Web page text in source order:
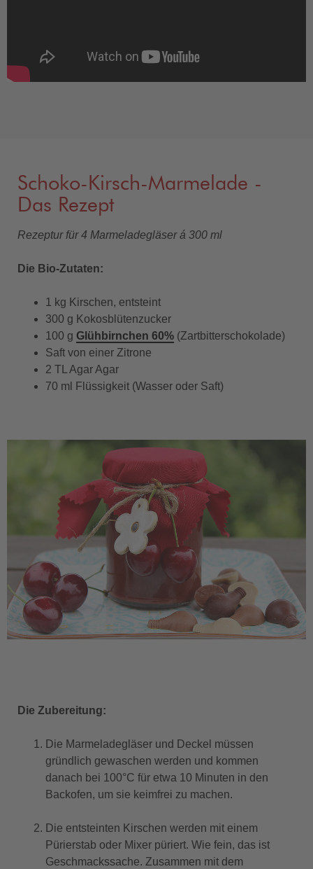
Schoko-Kirsch-Marmelade -
Das Rezept
Rezeptur für 4 Marmeladegläser á 300 ml
Die Bio-Zutaten:
1 kg Kirschen, entsteint
300 g Kokosblütenzucker
100 g Glühbirnchen 60% (Zartbitterschokolade)
Saft von einer Zitrone
2 TL Agar Agar
70 ml Flüssigkeit (Wasser oder Saft)
Die Zubereitung:
Die Marmeladegläser und Deckel müssen
gründlich gewaschen werden und kommen
danach bei 100°C für etwa 10 Minuten in den
Backofen, um sie keimfrei zu machen.
Die entsteinten Kirschen werden mit einem
Pürierstab oder Mixer püriert. Wie fein, das ist
Geschmackssache. Zusammen mit dem